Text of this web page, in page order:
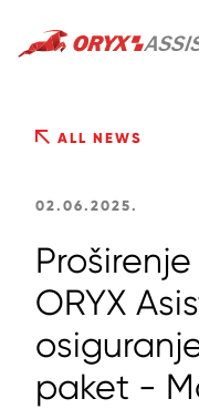
ALL NEWS
02.06.2025.
ORYX
paket -